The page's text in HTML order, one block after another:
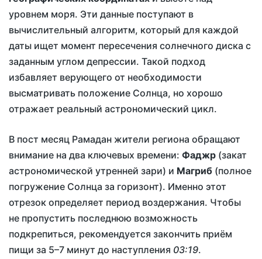
уровнем моря. Эти данные поступают в
вычислительный алгоритм, который для каждой
даты ищет момент пересечения солнечного диска с
заданным углом депрессии. Такой подход
избавляет верующего от необходимости
высматривать положение Солнца, но хорошо
отражает реальный астрономический цикл.
В пост месяц Рамадан жители региона обращают
внимание на два ключевых времени: Фаджр (закат
астрономической утренней зари) и Магриб (полное
погружение Солнца за горизонт). Именно этот
отрезок определяет период воздержания. Чтобы
не пропустить последнюю возможность
подкрепиться, рекомендуется закончить приём
пищи за 5–7 минут до наступления 03:19.